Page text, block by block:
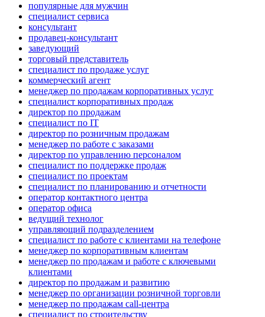
популярные для мужчин
специалист сервиса
консультант
продавец-консультант
заведующий
торговый представитель
специалист по продаже услуг
коммерческий агент
менеджер по продажам корпоративных услуг
специалист корпоративных продаж
директор по продажам
специалист по IT
директор по розничным продажам
менеджер по работе с заказами
директор по управлению персоналом
специалист по поддержке продаж
специалист по проектам
специалист по планированию и отчетности
оператор контактного центра
оператор офиса
ведущий технолог
управляющий подразделением
специалист по работе с клиентами на телефоне
менеджер по корпоративным клиентам
менеджер по продажам и работе с ключевыми
клиентами
директор по продажам и развитию
менеджер по организации розничной торговли
менеджер по продажам call-центра
специалист по строительству